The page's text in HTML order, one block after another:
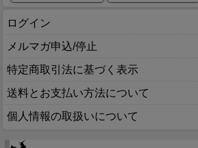
ログイン
メルマガ申込/停止
特定商取引法に基づく表示
送料とお支払い方法について
個人情報の取扱いについて